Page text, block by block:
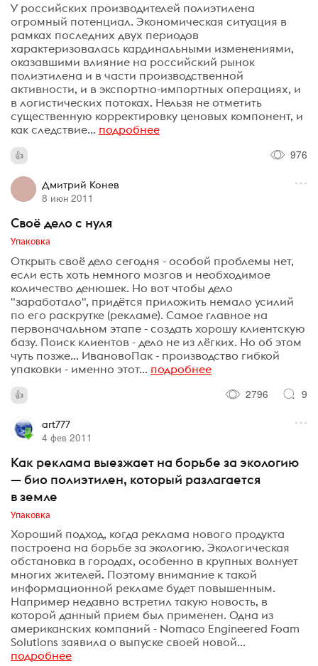
У российских производителей полиэтилена
огромный потенциал. Экономическая ситуация в
рамках последних двух периодов
характеризовалась кардинальными изменениями,
оказавшими влияние на российский рынок
полиэтилена и в части производственной
активности, и в экспортно-импортных операциях, и
в логистических потоках. Нельзя не отметить
существенную корректировку ценовых компонент, и
как следствие... подробнее
976
Дмитрий Конев
8 июн 2011
Своё дело с нуля
Упаковка
Открыть своё дело сегодня - особой проблемы нет,
если есть хоть немного мозгов и необходимое
количество денюшек. Но вот чтобы дело
"заработало", придётся приложить немало усилий
по его раскрутке (рекламе). Самое главное на
первоначальном этапе - создать хорошу клиентскую
базу. Поиск клиентов - дело не из лёгких. Но об этом
чуть позже... ИвановоПак - производство гибкой
упаковки - именно этот... подробнее
2796
9
art777
4 фев 2011
Как реклама выезжает на борьбе за экологию
— био полиэтилен, который разлагается
в земле
Упаковка
Хороший подход, когда реклама нового продукта
построена на борьбе за экологию. Экологическая
обстановка в городах, особенно в крупных волнует
многих жителей. Поэтому внимание к такой
информационной рекламе будет повышенным.
Например недавно встретил такую новость, в
которой данный прием был применен. Одна из
американских компаний - Nomaco Engineered Foam
Solutions заявила о выпуске своей новой...
подробнее